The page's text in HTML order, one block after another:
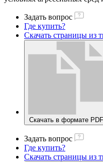
Задать вопрос
Где купить?
Скачать страницы из
Скачать в формате PDF
Задать вопрос
Где купить?
Скачать страницы из